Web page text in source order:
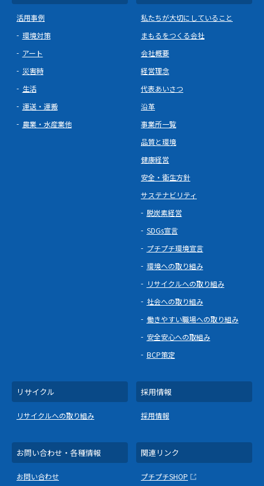
活用事例
環境対策
アート
災害時
生活
運送・運搬
農業・水産業他
私たちが大切にしていること
まもるをつくる会社
会社概要
経営理念
代表あいさつ
沿革
事業所一覧
品質と環境
健康経営
安全・衛生方針
サステナビリティ
脱炭素経営
SDGs宣言
プチプチ環境宣言
環境への取り組み
リサイクルへの取り組み
社会への取り組み
働きやすい職場への取り組み
安全安心への取組み
BCP策定
リサイクル
リサイクルへの取り組み
採用情報
採用情報
お問い合わせ・各種情報
お問い合わせ
関連リンク
プチプチSHOP